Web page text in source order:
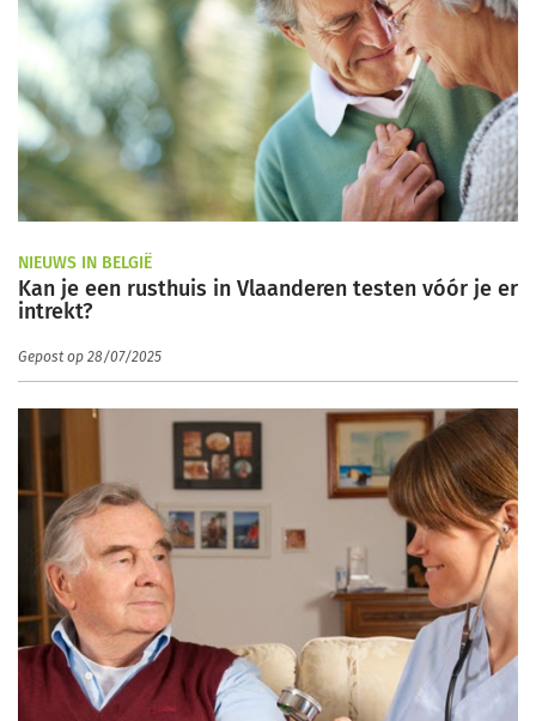
NIEUWS IN BELGIË
Kan je een rusthuis in Vlaanderen testen vóór je er
intrekt?
Gepost op 28/07/2025